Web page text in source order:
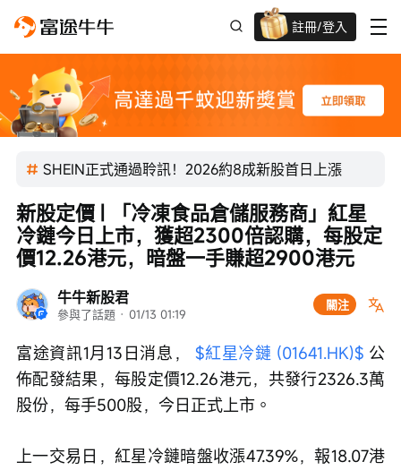
註冊/登入
高達過千蚊獎賞
SHEIN正式通過聆訊！2026約8成新股首日上漲
牛牛新股君
參與了話題 · 01/13 01:19
關注
新股定價 | 「冷凍食品倉儲服務商」紅星
冷鏈今日上市，獲超2300倍認購，每股定
價12.26港元，暗盤一手賺超2900港元
富途資訊1月13日消息， $紅星冷鏈 (01641.HK)$ 公
佈配發結果，每股定價12.26港元，共發行2326.3萬
股份，每手500股，今日正式上市。
上一交易日，紅星冷鏈暗盤收漲47.39%，報18.07港